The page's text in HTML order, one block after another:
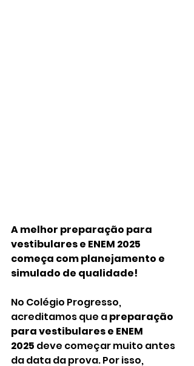
A melhor preparação para
vestibulares e ENEM 2025
começa com planejamento e
simulado de qualidade!
No Colégio Progresso,
acreditamos que a preparação
para vestibulares e ENEM
2025 deve começar muito antes
da data da prova. Por isso,